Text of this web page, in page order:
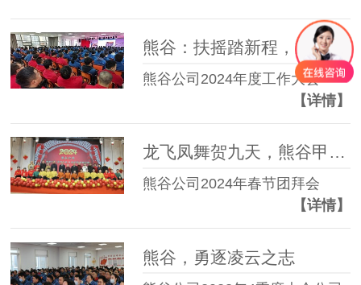
熊谷：扶摇踏新程，逐梦创辉煌
熊谷公司2024年度工作大会
【详情】
龙飞凤舞贺九天，熊谷甲辰迈新程
熊谷公司2024年春节团拜会
【详情】
熊谷，勇逐凌云之志